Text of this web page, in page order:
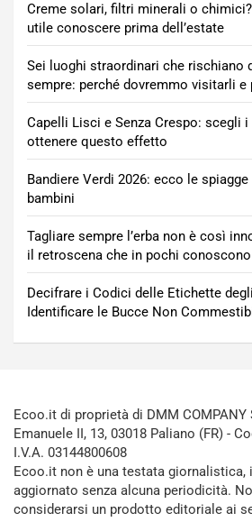
Creme solari, filtri minerali o
utile conoscere prima dell’estate
Sei luoghi straordinari che rischiano
sempre: perché dovremmo visitarli e
Capelli Lisci e Senza Crespo: scegli
ottenere questo effetto
Bandiere Verdi 2026: ecco le
bambini
Tagliare sempre l’erba non è così
il retroscena che in pochi conoscono
Decifrare i Codici delle Etichette
Identificare le Bucce Non
Ecoo.it di proprietà di DMM
Emanuele II, 13, 03018 Paliano (FR) -
I.V.A. 03144800608
Ecoo.it non è una testata giornalistica,
aggiornato senza alcuna periodicità.
considerarsi un prodotto editoriale ai